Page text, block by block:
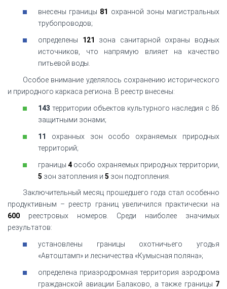
внесены границы 81 охранной зоны магистральных
трубопроводов;
определены 121 зона санитарной охраны водных
источников, что напрямую влияет на качество
питьевой воды.
Особое внимание уделялось сохранению исторического
и природного каркаса региона. В реестр внесены:
143 территории объектов культурного наследия с 86
защитными зонами;
11 охранных зон особо охраняемых природных
территорий;
границы4 особо охраняемых природных территории,
5 зон затопления и 5 зон подтопления.
Заключительный месяц прошедшего года стал особенно
продуктивным – реестр границ увеличился практически на
600 реестровых номеров. Среди наиболее значимых
результатов:
установлены границы охотничьего угодья
«Автоштамп» и лесничества «Кумысная поляна»;
определена приаэродромная территория аэродрома
гражданской авиации Балаково, а также границы 7